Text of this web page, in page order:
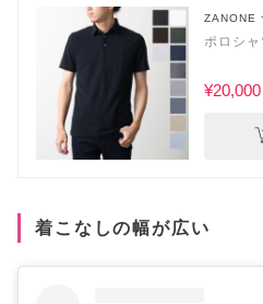
ZANONE
ポロシャ
¥20,000
着こなしの幅が広い